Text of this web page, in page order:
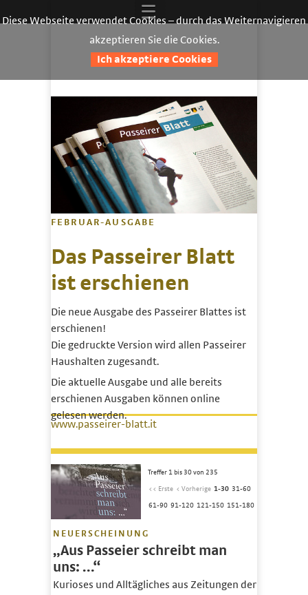
FEBRUAR-AUSGABE
Das Passeirer Blatt
ist erschienen
Die neue Ausgabe des Passeirer Blattes ist
erschienen!
Die gedruckte Version wird allen Passeirer
Haushalten zugesandt.
Die aktuelle Ausgabe und alle bereits
erschienen Ausgaben können online
gelesen werden.
www.passeirer-blatt.it
NEUERSCHEINUNG
„Aus Passeier schreibt man
uns: …“
Kurioses und Alltägliches aus Zeitungen der
Treffer 1 bis 30 von 235
<< Erste < Vorherige 1-30 31-60
61-90 91-120 121-150 151-180
Diese Webseite verwendet Cookies – durch das Weiternavigieren
akzeptieren Sie die Cookies.
Ich akzeptiere Cookies